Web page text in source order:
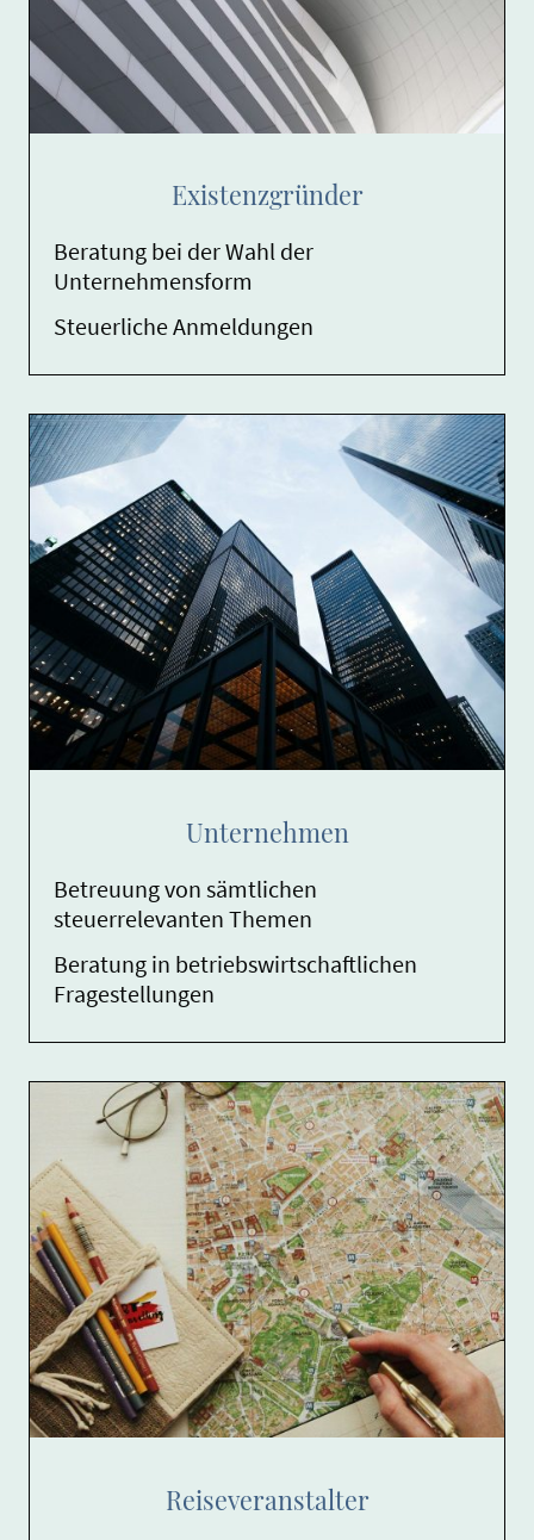
Existenzgründer
Beratung bei der Wahl der
Unternehmensform
Steuerliche Anmeldungen
Unternehmen
Betreuung von sämtlichen
steuerrelevanten Themen
Beratung in betriebswirtschaftlichen
Fragestellungen
Reiseveranstalter